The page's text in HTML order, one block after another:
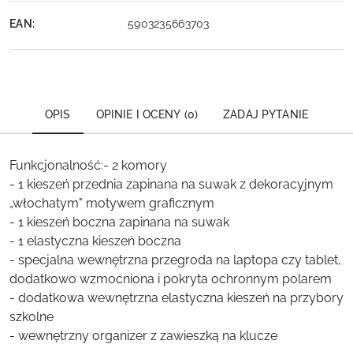
EAN: 5903235663703
OPIS OPINIE I OCENY (0) ZADAJ PYTANIE
Funkcjonalność:- 2 komory
- 1 kieszeń przednia zapinana na suwak z dekoracyjnym
„włochatym" motywem graficznym
- 1 kieszeń boczna zapinana na suwak
- 1 elastyczna kieszeń boczna
- specjalna wewnętrzna przegroda na laptopa czy tablet,
dodatkowo wzmocniona i pokryta ochronnym polarem
- dodatkowa wewnętrzna elastyczna kieszeń na przybory
szkolne
- wewnętrzny organizer z zawieszką na klucze